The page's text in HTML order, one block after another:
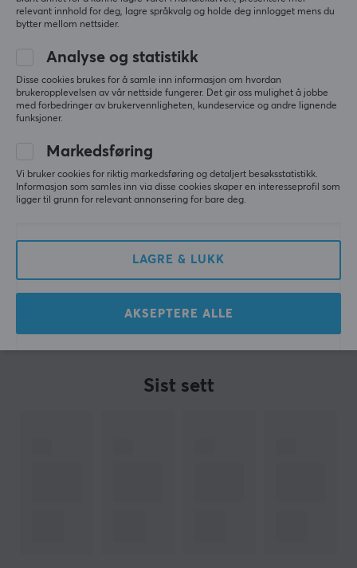
DataTraveler Max USB-
DataTraveler Max USB-
Sist sett
relevant innhold for deg, lagre språkvalg og holde deg innlogget mens du
bytter mellom nettsider.
Analyse og statistikk
Disse cookies brukes for å samle inn informasjon om hvordan
brukeropplevelsen av vår nettside fungerer. Det gir oss mulighet å jobbe
med forbedringer av brukervennligheten, kundeservice og andre lignende
funksjoner.
Markedsføring
Vi bruker cookies for riktig markedsføring og detaljert besøksstatistikk.
Informasjon som samles inn via disse cookies skaper en interesseprofil som
ligger til grunn for relevant annonsering for bare deg.
LAGRE & LUKK
AKSEPTERE ALLE